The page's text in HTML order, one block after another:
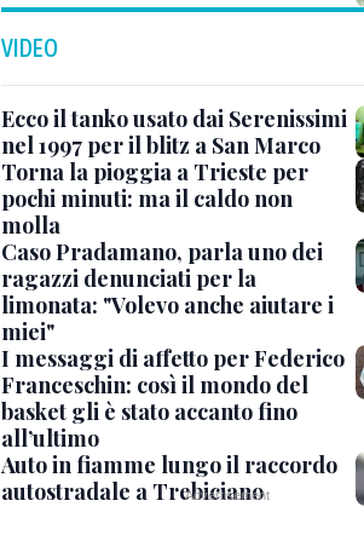
VIDEO
Ecco il tanko usato dai Serenissimi
nel 1997 per il blitz a San Marco
Torna la pioggia a Trieste per
pochi minuti: ma il caldo non
molla
Caso Pradamano, parla uno dei
ragazzi denunciati per la
limonata: "Volevo anche aiutare i
miei"
I messaggi di affetto per Federico
Franceschin: così il mondo del
basket gli è stato accanto fino
all’ultimo
Auto in fiamme lungo il raccordo
autostradale a Trebiciano